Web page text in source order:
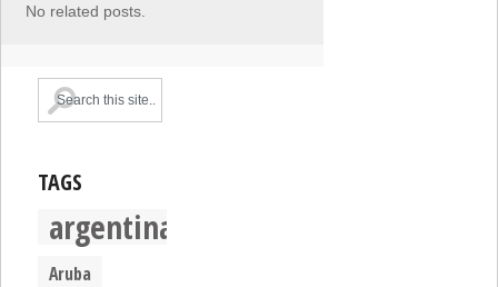
No related posts.
TAGS
argentina
Aruba